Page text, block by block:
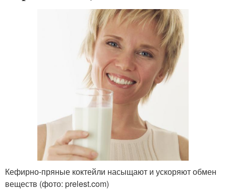
Кефирно-пряные коктейли насыщают и ускоряют обмен
веществ (фото: prelest.com)